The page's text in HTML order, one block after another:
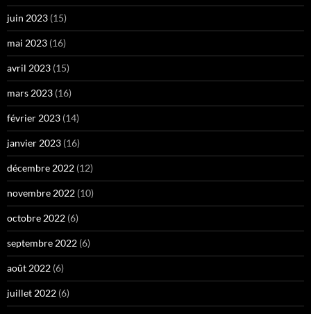
juin 2023 (15)
mai 2023 (16)
avril 2023 (15)
mars 2023 (16)
février 2023 (14)
janvier 2023 (16)
décembre 2022 (12)
novembre 2022 (10)
octobre 2022 (6)
septembre 2022 (6)
août 2022 (6)
juillet 2022 (6)